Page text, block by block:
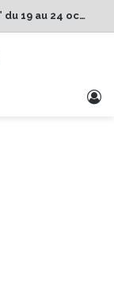
1er Édition de “La Semaine des Chefs” du 19 au 24 octobre 2026